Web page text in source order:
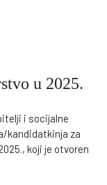
u 2025.
i socijalne
kandidatkinja za
koji je otvoren